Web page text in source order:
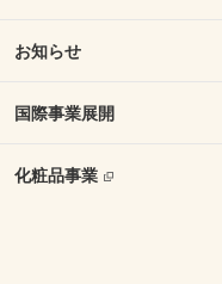
お知らせ
国際事業展開
化粧品事業